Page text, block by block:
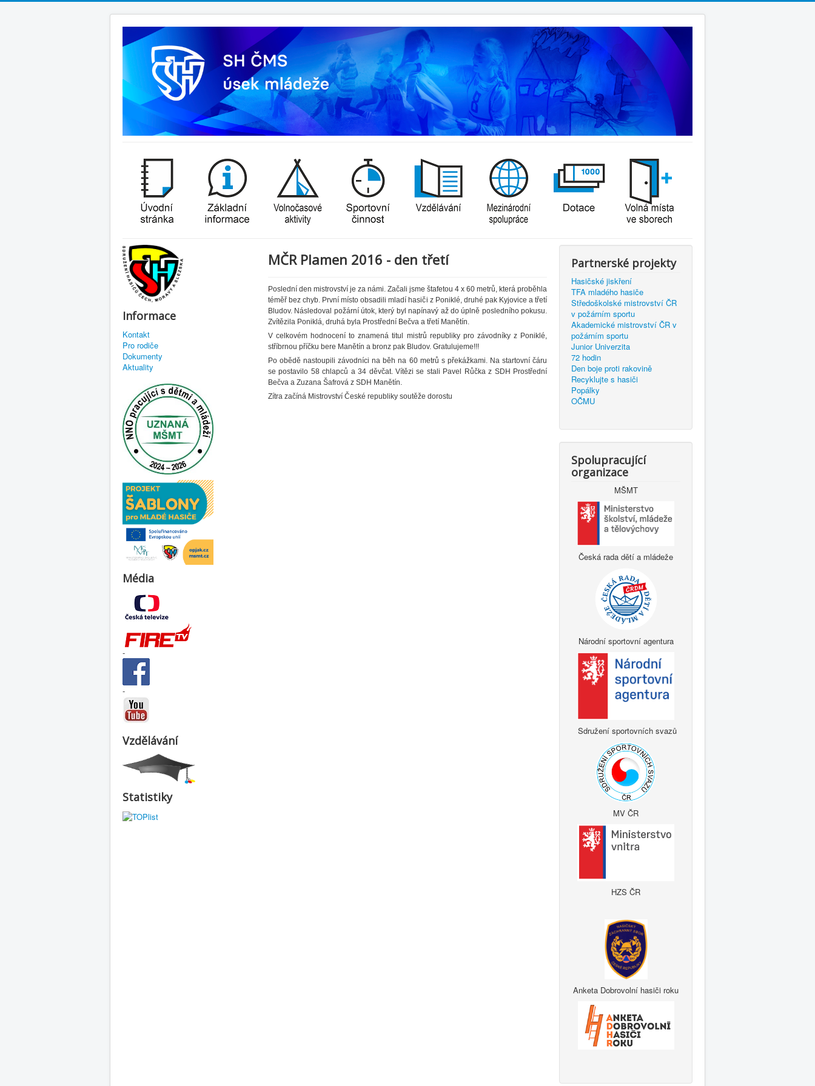
Informace
Kontakt
Pro rodiče
Dokumenty
Aktuality
Média
-
-
Vzdělávání
Statistiky
MČR Plamen 2016 - den třetí
Poslední den mistrovství je za námi. Začali jsme štafetou 4 x 60 metrů, která proběhla
téměř bez chyb. První místo obsadili mladí hasiči z Poniklé, druhé pak Kyjovice a třetí
Bludov. Následoval požární útok, který byl napínavý až do úplně posledního pokusu.
Zvítězila Poniklá, druhá byla Prostřední Bečva a třetí Manětín.
V celkovém hodnocení to znamená titul mistrů republiky pro závodníky z Poniklé,
stříbrnou příčku bere Manětín a bronz pak Bludov. Gratulujeme!!!
Po obědě nastoupili závodníci na běh na 60 metrů s překážkami. Na startovní čáru
se postavilo 58 chlapců a 34 děvčat. Vítězi se stali Pavel Růčka z SDH Prostřední
Bečva a Zuzana Šafrová z SDH Manětín.
Zítra začíná Mistrovství České republiky soutěže dorostu
Partnerské projekty
Hasičské jiskření
TFA mladého hasiče
Středoškolské mistrovství ČR
v požárním sportu
Akademické mistrovství ČR v
požárním sportu
Junior Univerzita
72 hodin
Den boje proti rakovině
Recyklujte s hasiči
Popálky
OČMU
Spolupracující
organizace
MŠMT
Česká rada dětí a mládeže
Národní sportovní agentura
Sdružení sportovních svazů
MV ČR
HZS ČR
Anketa Dobrovolní hasiči roku